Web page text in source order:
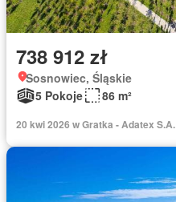
738 912 zł
Sosnowiec, Śląskie
5 Pokoje
86 m²
20 kwi 2026 w Gratka - Adatex S.A.